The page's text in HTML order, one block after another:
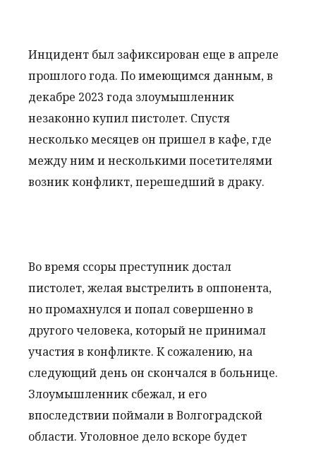
Инцидент был зафиксирован еще в апреле
прошлого года. По имеющимся данным, в
декабре 2023 года злоумышленник
незаконно купил пистолет. Спустя
несколько месяцев он пришел в кафе, где
между ним и несколькими посетителями
возник конфликт, перешедший в драку.
Во время ссоры преступник достал
пистолет, желая выстрелить в оппонента,
но промахнулся и попал совершенно в
другого человека, который не принимал
участия в конфликте. К сожалению, на
следующий день он скончался в больнице.
Злоумышленник сбежал, и его
впоследствии поймали в Волгоградской
области. Уголовное дело вскоре будет